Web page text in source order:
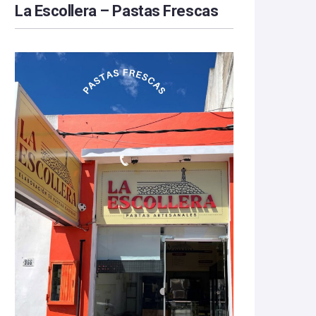
La Escollera – Pastas Frescas